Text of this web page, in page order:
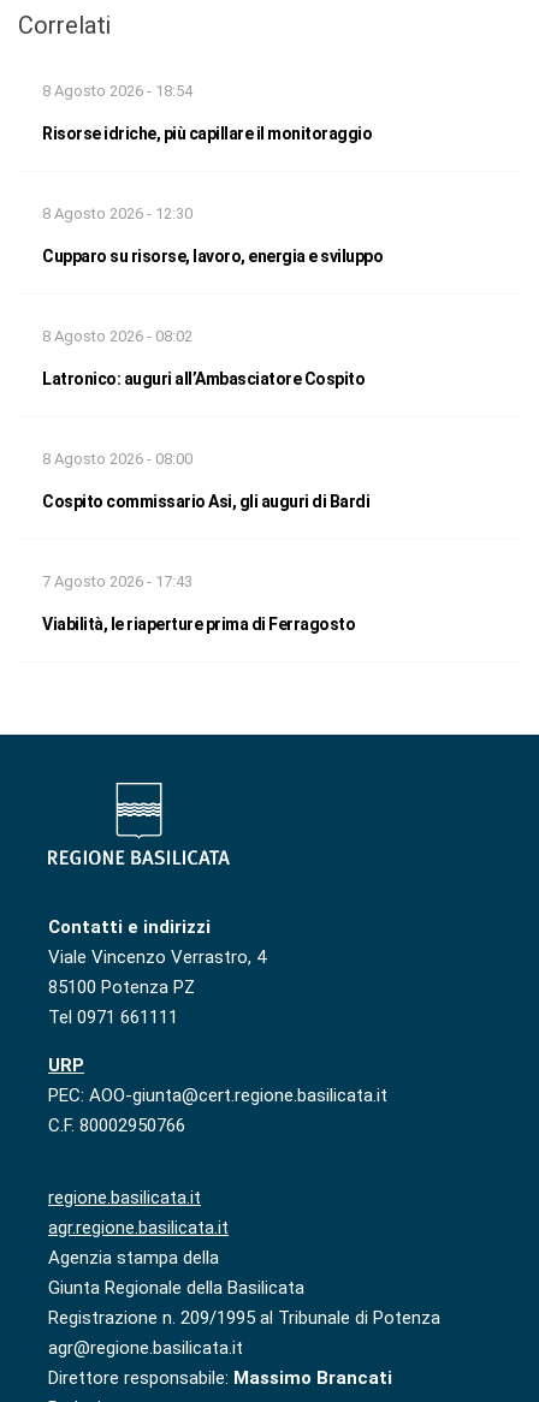
Correlati
8 Agosto 2026 - 18:54
Risorse idriche, più capillare il monitoraggio
8 Agosto 2026 - 12:30
Cupparo su risorse, lavoro, energia e sviluppo
8 Agosto 2026 - 08:02
Latronico: auguri all’Ambasciatore Cospito
8 Agosto 2026 - 08:00
Cospito commissario Asi, gli auguri di Bardi
7 Agosto 2026 - 17:43
Viabilità, le riaperture prima di Ferragosto
Contatti e indirizzi
Viale Vincenzo Verrastro, 4
85100 Potenza PZ
Tel 0971 661111
URP
PEC: AOO-giunta@cert.regione.basilicata.it
C.F. 80002950766
regione.basilicata.it
agr.regione.basilicata.it
Agenzia stampa della
Giunta Regionale della Basilicata
Registrazione n. 209/1995 al Tribunale di Potenza
agr@regione.basilicata.it
Direttore responsabile: Massimo Brancati